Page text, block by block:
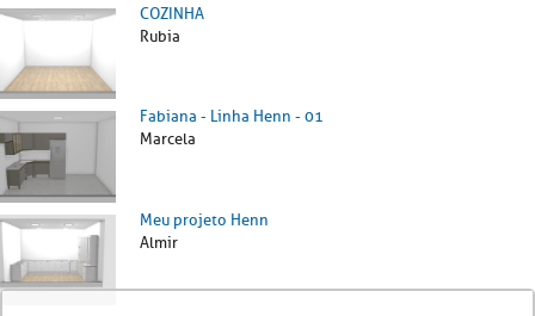
COZINHA
Rubia
Fabiana - Linha Henn - 01
Marcela
Meu projeto Henn
Almir